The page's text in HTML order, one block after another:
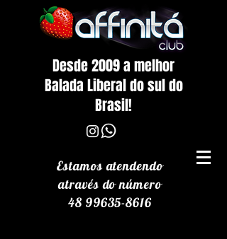
Desde 2009 a melhor
Balada Liberal do sul do
Brasil!
Estamos atendendo
atravésdo número
48 99635-8616